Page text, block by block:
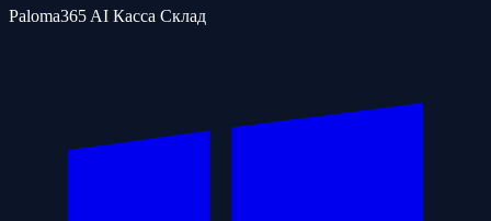
Paloma365 AI Касса Склад